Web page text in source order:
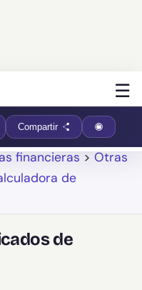
☰
Compartir
financieras >Otras
de
de